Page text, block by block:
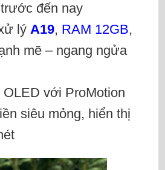
đến nay
lý A19, RAM 12GB,
mẽ – ngang ngửa
OLED với ProMotion
siêu mỏng, hiển thị